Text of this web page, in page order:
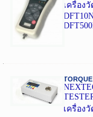
เครื่อง
เครื่อง